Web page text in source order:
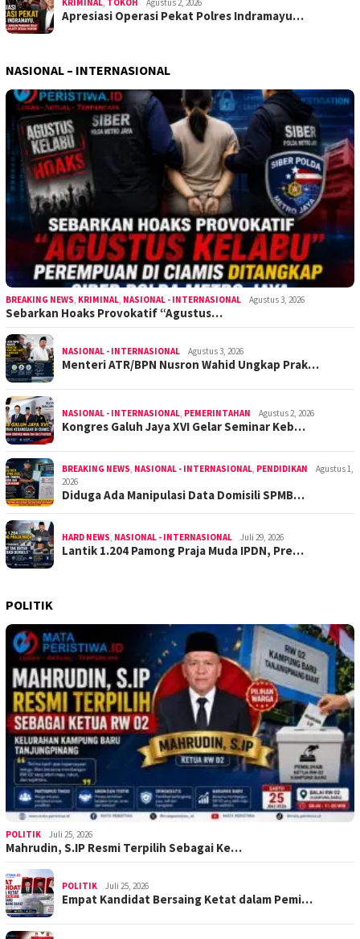
KRIMINAL, TOKOH Agustus 2, 2026
Apresiasi Operasi Pekat Polres Indramayu…
NASIONAL – INTERNASIONAL
BREAKING NEWS, KRIMINAL, NASIONAL - INTERNASIONAL Agustus 3, 2026
Sebarkan Hoaks Provokatif “Agustus…
NASIONAL - INTERNASIONAL Agustus 3, 2026
Menteri ATR/BPN Nusron Wahid Ungkap Prak…
NASIONAL - INTERNASIONAL, PEMERINTAHAN Agustus 2, 2026
Kongres Galuh Jaya XVI Gelar Seminar Keb…
BREAKING NEWS, NASIONAL - INTERNASIONAL, PENDIDIKAN
Agustus 1,
2026
Diduga Ada Manipulasi Data Domisili SPMB…
HARD NEWS, NASIONAL - INTERNASIONAL Juli 29, 2026
Lantik 1.204 Pamong Praja Muda IPDN, Pre…
POLITIK
POLITIK Juli 25, 2026
Mahrudin, S.IP Resmi Terpilih Sebagai Ke…
POLITIK Juli 25, 2026
Empat Kandidat Bersaing Ketat dalam Pemi…